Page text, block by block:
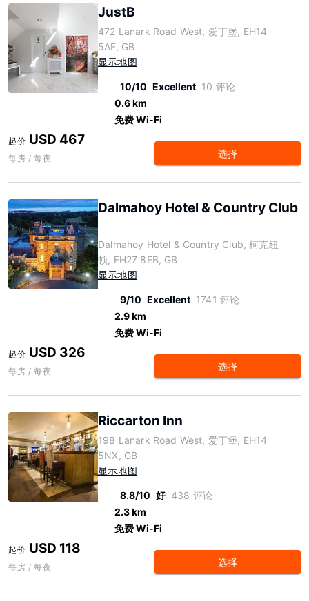
JustB
472 Lanark Road West, 爱丁堡, EH14
5AF, GB
显示地图
10/10 Excellent 10 评论
0.6 km
免费 Wi-Fi
起价 USD 467
每房 / 每夜 选择
Dalmahoy Hotel & Country Club
Dalmahoy Hotel & Country Club, 柯克纽
顿, EH27 8EB, GB
显示地图
9/10 Excellent 1741 评论
2.9 km
免费 Wi-Fi
起价 USD 326
每房 / 每夜 选择
Riccarton Inn
198 Lanark Road West, 爱丁堡, EH14
5NX, GB
显示地图
8.8/10 好 438 评论
2.3 km
免费 Wi-Fi
起价 USD 118
每房 / 每夜 选择